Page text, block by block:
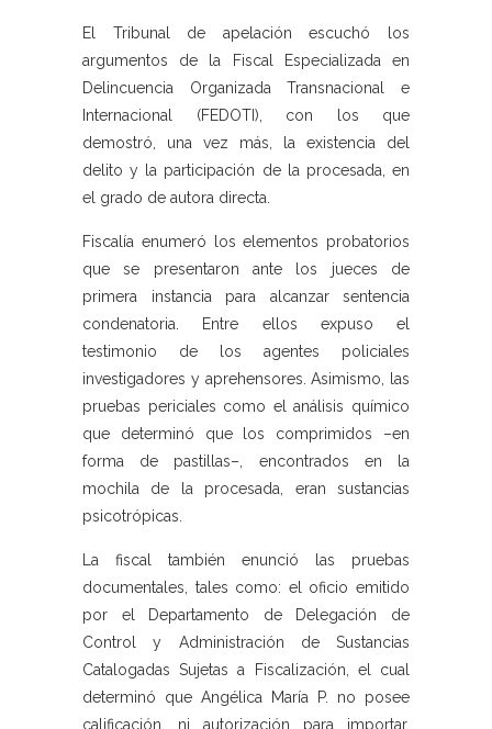
El Tribunal de apelación escuchó los
argumentos de la Fiscal Especializada en
Delincuencia Organizada Transnacional e
Internacional (FEDOTI), con los que
demostró, una vez más, la existencia del
delito y la participación de la procesada, en
el grado de autora directa.
Fiscalía enumeró los elementos probatorios
que se presentaron ante los jueces de
primera instancia para alcanzar sentencia
condenatoria. Entre ellos expuso el
testimonio de los agentes policiales
investigadores y aprehensores. Asimismo, las
pruebas periciales como el análisis químico
que determinó que los comprimidos –en
forma de pastillas–, encontrados en la
mochila de la procesada, eran sustancias
psicotrópicas.
La fiscal también enunció las pruebas
documentales, tales como: el oficio emitido
por el Departamento de Delegación de
Control y Administración de Sustancias
Catalogadas Sujetas a Fiscalización, el cual
determinó que Angélica María P. no posee
calificación, ni autorización para importar,